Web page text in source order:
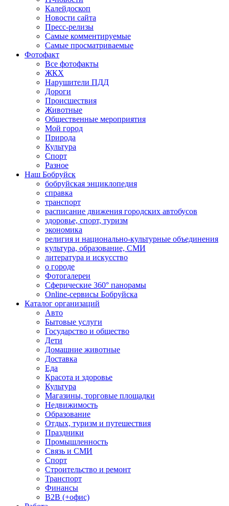
Калейдоскоп
Новости сайта
Пресс-релизы
Самые комментируемые
Самые просматриваемые
Фотофакт
Все фотофакты
ЖКХ
Нарушители ПДД
Дороги
Происшествия
Животные
Общественные мероприятия
Мой город
Природа
Культура
Спорт
Разное
Наш Бобруйск
бобруйская энциклопедия
справка
транспорт
расписание движения городских автобусов
здоровье, спорт, туризм
экономика
религия и национально-культурные объединения
культура, образование, СМИ
литература и искусство
о городе
Фотогалереи
Сферические 360° панорамы
Online-сервисы Бобруйска
Каталог организаций
Авто
Бытовые услуги
Государство и общество
Дети
Домашние животные
Доставка
Еда
Красота и здоровье
Культура
Магазины, торговые площадки
Недвижимость
Образование
Отдых, туризм и путешествия
Праздники
Промышленность
Связь и СМИ
Спорт
Строительство и ремонт
Транспорт
Финансы
B2B (+офис)